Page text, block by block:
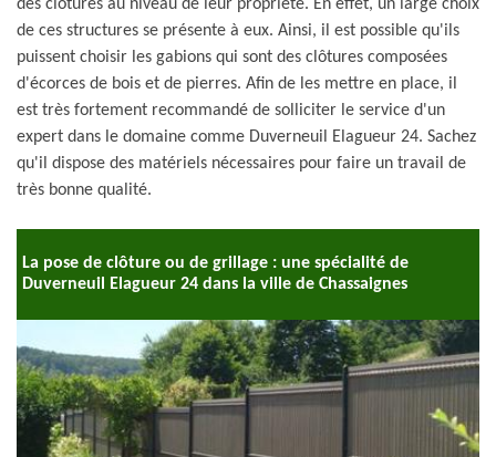
des clôtures au niveau de leur propriété. En effet, un large choix
de ces structures se présente à eux. Ainsi, il est possible qu'ils
puissent choisir les gabions qui sont des clôtures composées
d'écorces de bois et de pierres. Afin de les mettre en place, il
est très fortement recommandé de solliciter le service d'un
expert dans le domaine comme Duverneuil Elagueur 24. Sachez
qu'il dispose des matériels nécessaires pour faire un travail de
très bonne qualité.
La pose de clôture ou de grillage : une spécialité de
Duverneuil Elagueur 24 dans la ville de Chassaignes